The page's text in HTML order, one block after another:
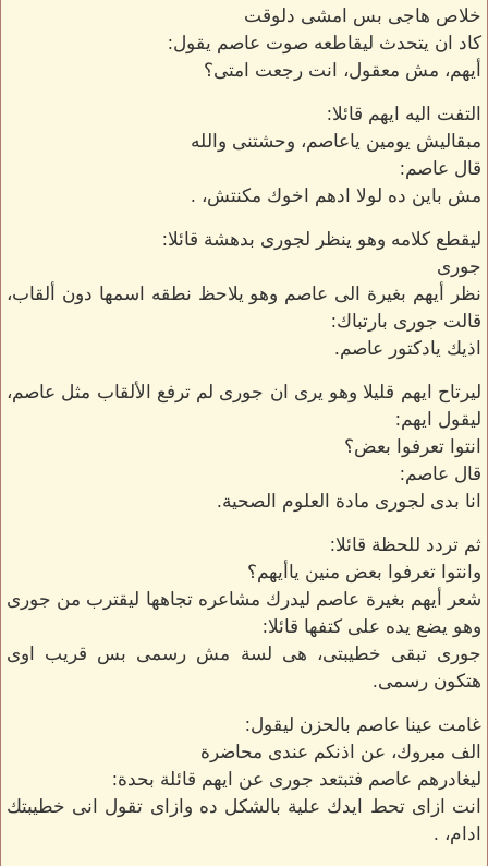
خلاص هاجى بس امشى دلوقت
كاد ان يتحدث ليقاطعه صوت عاصم يقول:
أيهم، مش معقول، انت رجعت امتى؟
التفت اليه ايهم قائلا:
مبقاليش يومين ياعاصم، وحشتنى والله
قال عاصم:
مش باين ده لولا ادهم اخوك مكنتش، .
ليقطع كلامه وهو ينظر لجورى بدهشة قائلا:
جورى
نظر أيهم بغيرة الى عاصم وهو يلاحظ نطقه اسمها دون ألقاب،
قالت جورى بارتباك:
اذيك يادكتور عاصم.
ليرتاح ايهم قليلا وهو يرى ان جورى لم ترفع الألقاب مثل عاصم،
ليقول ايهم:
انتوا تعرفوا بعض؟
قال عاصم:
انا بدى لجورى مادة العلوم الصحية.
ثم تردد للحظة قائلا:
وانتوا تعرفوا بعض منين ياأيهم؟
شعر أيهم بغيرة عاصم ليدرك مشاعره تجاهها ليقترب من جورى
وهو يضع يده على كتفها قائلا:
جورى تبقى خطيبتى، هى لسة مش رسمى بس قريب اوى
هتكون رسمى.
غامت عينا عاصم بالحزن ليقول:
الف مبروك، عن اذنكم عندى محاضرة
ليغادرهم عاصم فتبتعد جورى عن ايهم قائلة بحدة:
انت ازاى تحط ايدك علية بالشكل ده وازاى تقول انى خطيبتك
ادام، .